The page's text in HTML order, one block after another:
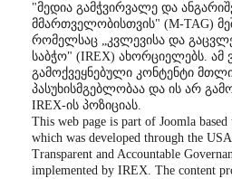
"მედია გამჭვირვალე და
მმართველობისთვის" (M-TAG)
რომელსაც „კვლევისა და
საბჭო" (IREX) ახორციელებს. ამ
გამოქვეყნებული კონტენტი
პასუხისმგებლობაა და ის არ
IREX-ის პოზიციას.
This web page is part of Joomla
which was developed through the
Transparent and Accountable
implemented by IREX. The content